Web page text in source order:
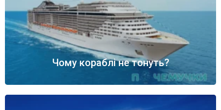
Чому кораблі не тонуть?